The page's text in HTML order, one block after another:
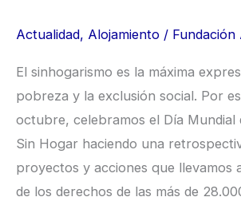
Actualidad, Alojamiento / Fundación
El sinhogarismo es la máxima
pobreza y la exclusión social. Por
octubre, celebramos el Día Mundial
Sin Hogar haciendo una
proyectos y acciones que llevamos
de los derechos de las más de